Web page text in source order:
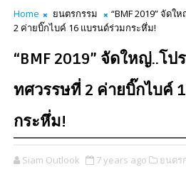
Home ยนตรกรรม
“BMF 2019” จัด
2 ค่ายบิ๊กไบค์ 16 แบรนด์ร่วมกระหึ่ม!
“BMF 2019” จัดใหญ่..โป
ทศวรรษที่ 2 ค่ายบิ๊กไบค์
กระหึ่ม!
Siam Outlook 7 years ago ยนตร